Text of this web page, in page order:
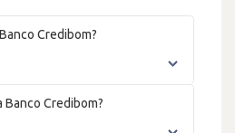
Credibom?
Credibom?